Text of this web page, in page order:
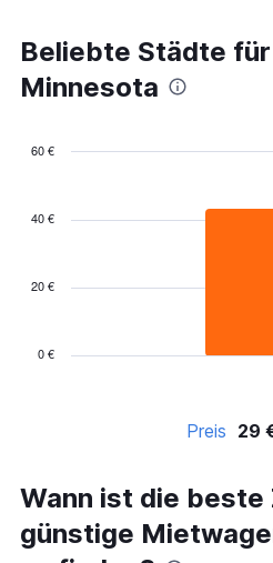
Beliebte Städte
Minnesota
The
categories.
The
chart
0 €
20 €
40 €
60 €
Preis 29
Wann ist die beste
günstige